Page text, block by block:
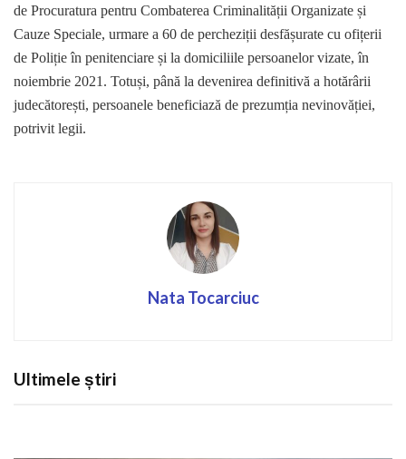
de Procuratura pentru Combaterea Criminalității Organizate și
Cauze Speciale, urmare a 60 de percheziții desfășurate cu ofițerii
de Poliție în penitenciare și la domiciliile persoanelor vizate, în
noiembrie 2021. Totuși, până la devenirea definitivă a hotărârii
judecătorești, persoanele beneficiază de prezumția nevinovăției,
potrivit legii.
Nata Tocarciuc
Ultimele știri